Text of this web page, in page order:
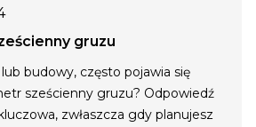
gruzu
budowy, często pojawia się
sześcienny gruzu? Odpowiedź
zwłaszcza gdy planujesz